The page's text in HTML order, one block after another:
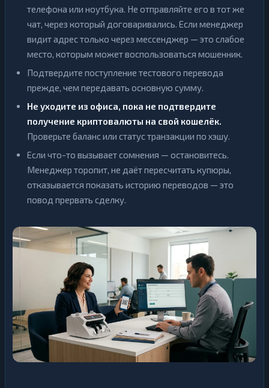
телефона или ноутбука. Не отправляйте его в тот же
чат, через который договаривались. Если менеджер
видит адрес только через мессенджер — это слабое
место, которым может воспользоваться мошенник.
Подтвердите поступление тестового перевода
прежде, чем передавать основную сумму.
Не уходите из офиса, пока не подтвердите
получение криптовалюты на свой кошелёк.
Проверьте баланс или статус транзакции по хэшу.
Если что-то вызывает сомнения — остановитесь.
Менеджер торопит, не даёт пересчитать купюры,
отказывается показать историю переводов — это
повод прервать сделку.